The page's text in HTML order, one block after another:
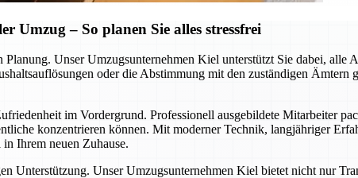
Umzug – So planen Sie alles stressfrei
Unser Umzugsunternehmen Kiel unterstützt Sie dabei, alle
oder die Abstimmung mit den zuständigen
im Vordergrund. Professionell ausgebildete Mitarbeiter
konzentrieren können. Mit moderner Technik, langjähriger
Ihrem neuen Zuhause.
Unterstützung. Unser Umzugsunternehmen Kiel bietet nicht nur